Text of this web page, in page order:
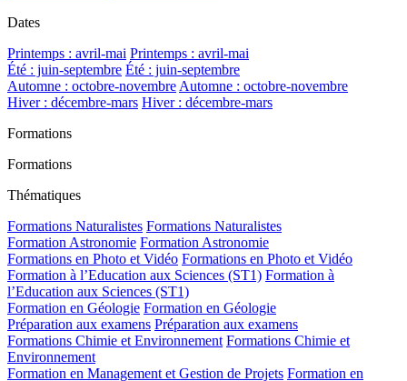
Dates
Printemps : avril-mai Printemps : avril-mai
Été : juin-septembre Été : juin-septembre
Automne : octobre-novembre Automne : octobre-novembre
Hiver : décembre-mars Hiver : décembre-mars
Formations
Formations
Thématiques
Formations Naturalistes Formations Naturalistes
Formation Astronomie Formation Astronomie
Formations en Photo et Vidéo Formations en Photo et Vidéo
Formation à l’Education aux Sciences (ST1) Formation à
l’Education aux Sciences (ST1)
Formation en Géologie Formation en Géologie
Préparation aux examens Préparation aux examens
Formations Chimie et Environnement Formations Chimie et
Environnement
Formation en Management et Gestion de Projets Formation en